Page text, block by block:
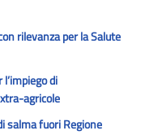
rilevanza per la Salute
di
agricole
salma fuori Regione